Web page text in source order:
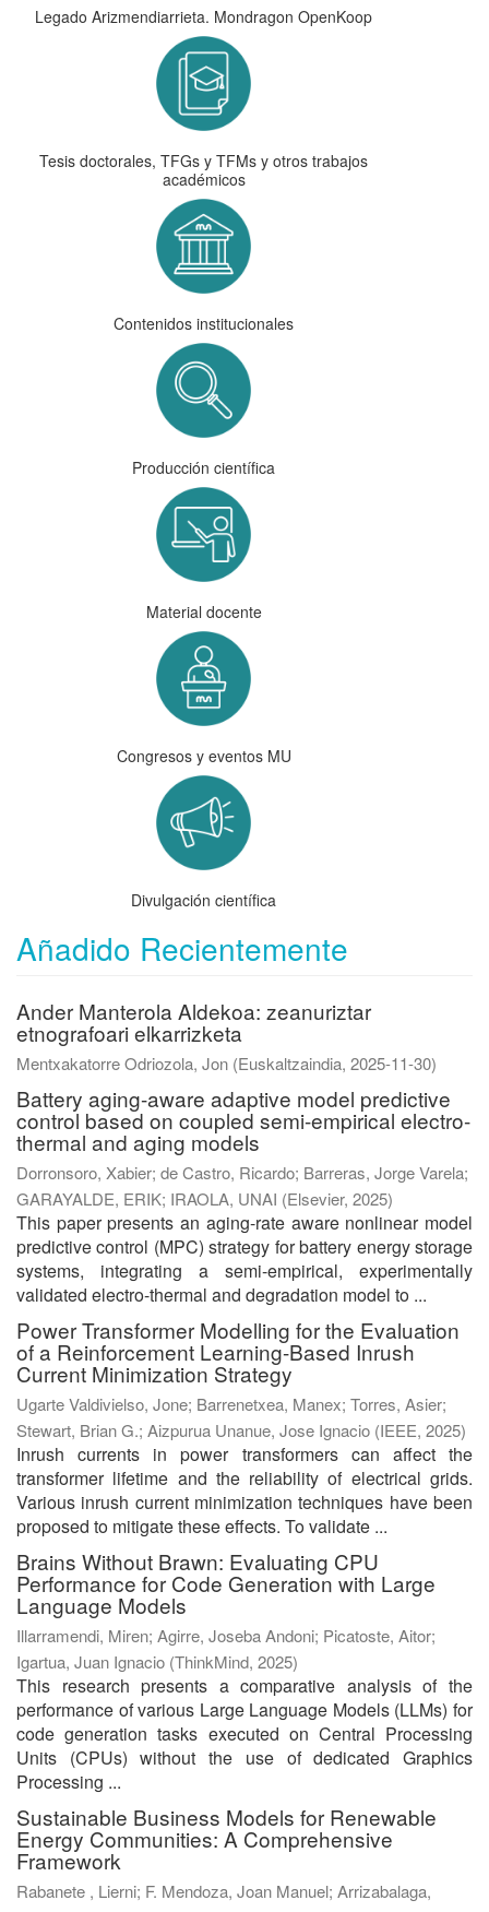
Legado Arizmendiarrieta. Mondragon OpenKoop
Tesis doctorales, TFGs y TFMs y otros trabajos
académicos
Contenidos institucionales
Producción científica
Material docente
Congresos y eventos MU
Divulgación científica
Añadido Recientemente
Ander Manterola Aldekoa: zeanuriztar
etnografoari elkarrizketa
Mentxakatorre Odriozola, Jon (Euskaltzaindia, 2025-11-30)
Battery aging-aware adaptive model predictive
control based on coupled semi-empirical electro-
thermal and aging models
Dorronsoro, Xabier; de Castro, Ricardo; Barreras, Jorge Varela;
GARAYALDE, ERIK; IRAOLA, UNAI (Elsevier, 2025)
This paper presents an aging-rate aware nonlinear model
predictive control (MPC) strategy for battery energy storage
systems, integrating a semi-empirical, experimentally
validated electro-thermal and degradation model to ...
Power Transformer Modelling for the Evaluation
of a Reinforcement Learning-Based Inrush
Current Minimization Strategy
Ugarte Valdivielso, Jone; Barrenetxea, Manex; Torres, Asier;
Stewart, Brian G.; Aizpurua Unanue, Jose Ignacio (IEEE, 2025)
Inrush currents in power transformers can affect the
transformer lifetime and the reliability of electrical grids.
Various inrush current minimization techniques have been
proposed to mitigate these effects. To validate ...
Brains Without Brawn: Evaluating CPU
Performance for Code Generation with Large
Language Models
Illarramendi, Miren; Agirre, Joseba Andoni; Picatoste, Aitor;
Igartua, Juan Ignacio (ThinkMind, 2025)
This research presents a comparative analysis of the
performance of various Large Language Models (LLMs) for
code generation tasks executed on Central Processing
Units (CPUs) without the use of dedicated Graphics
Processing ...
Sustainable Business Models for Renewable
Energy Communities: A Comprehensive
Framework
Rabanete , Lierni; F. Mendoza, Joan Manuel; Arrizabalaga,